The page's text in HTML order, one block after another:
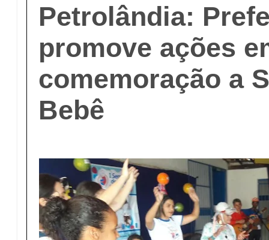
Petrolândia:
promove ações
comemoração a
Bebê